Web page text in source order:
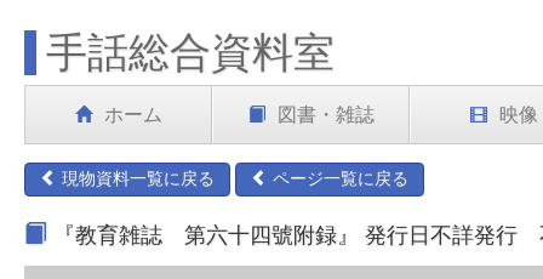
手話総合資料室
ホーム 図書・雑誌 映像
現物資料一覧に戻る ページ一覧に戻る
『教育雑誌 第六十四號附録』 発行日不詳発行